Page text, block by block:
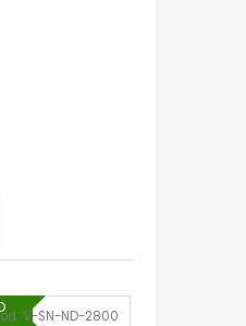
V-SN-ND-2800